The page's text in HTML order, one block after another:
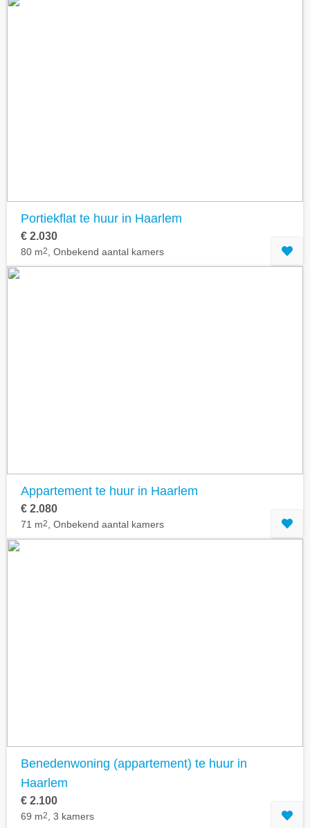
Portiekflat te huur in Haarlem
€ 2.030
80 m2 , Onbekend aantal kamers
Appartement te huur in Haarlem
€ 2.080
71 m2 , Onbekend aantal kamers
Benedenwoning (appartement) te huur in
Haarlem
€ 2.100
69 m2 , 3 kamers